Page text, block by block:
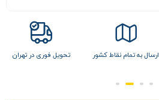
ارسال به تمام نقاط کشور تحویل فوری در تهران